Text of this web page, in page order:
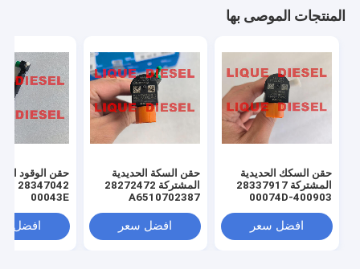
المنتجات الموصى بها
حقن السكك الحديدية
المشتركة 28337917
400903-00074D
40090300074D
40090300074C
افضل سعر
حقن السكة الحديدية
المشتركة 28272472
A6510702387
افضل سعر
حقن الوقود
00043E
00043Eافضل